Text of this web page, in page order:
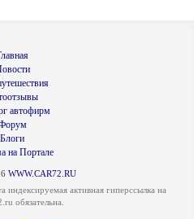
автофирм
Блоги
на Портале
WWW.CAR72.RU
индексируемая активная гиперссылка на
обязательна.